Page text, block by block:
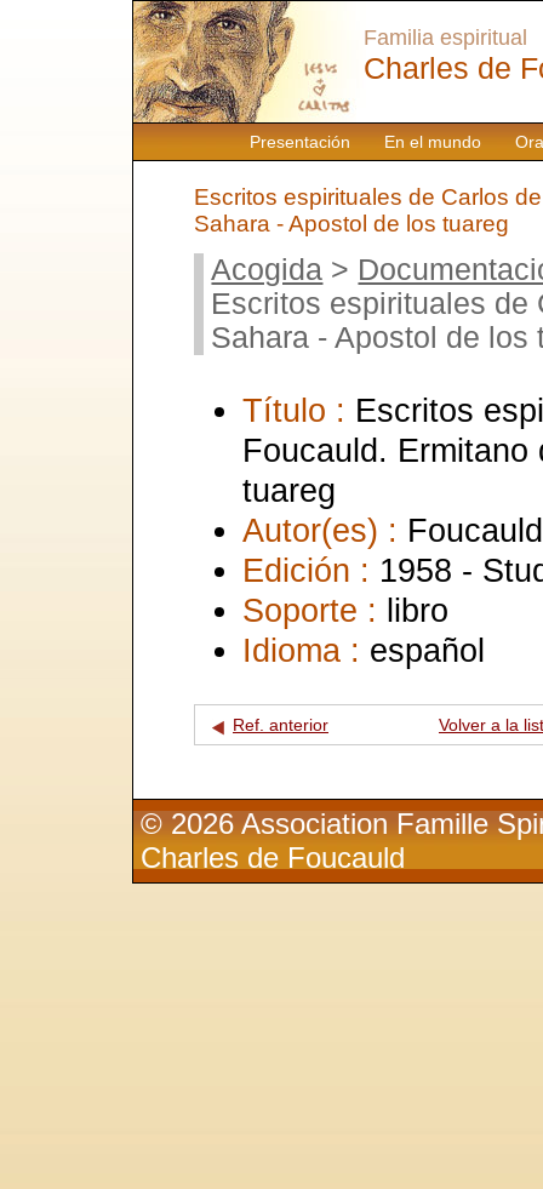
Presentación En el mundo
Familia espiritual
Charles de
Escritos espirituales de Carlos
Sahara - Apostol de los tuareg
Acogida >
Escritos espirituales de
Sahara - Apostol de los
Título : Escritos
Foucauld.
tuareg
Autor(es) :
Edición : 1958 -
Soporte : libro
Idioma : español
Ref. anterior Volver a la
© 2026 Association Famille
Charles de Foucauld